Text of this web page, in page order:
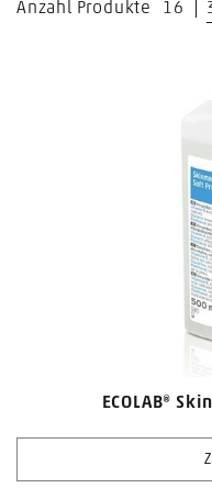
Anzahl Produkte 16
ECOLAB®